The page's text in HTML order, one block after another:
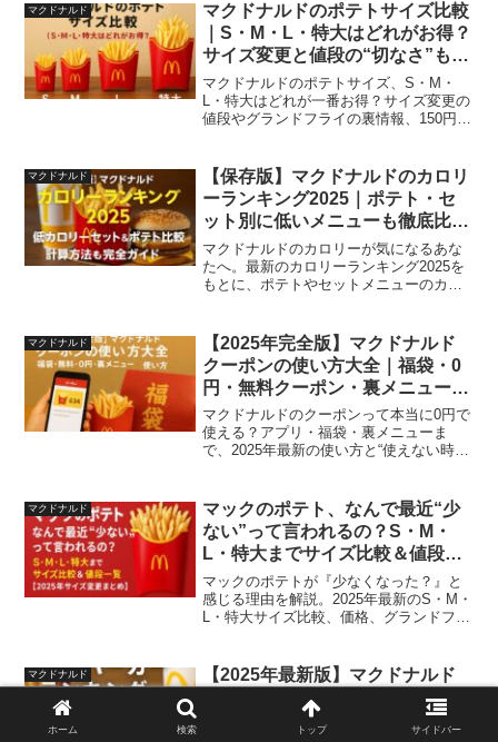
マクドナルド
マクドナルドのポテトサイズ比較
｜S・M・L・特大はどれがお得？
サイズ変更と値段の“切なさ”も語
る
マクドナルドのポテトサイズ、S・M・
L・特大はどれが一番お得？サイズ変更の
値段やグランドフライの裏情報、150円キ
ったりのポテトサイズ、見つけません
か？
マクドナルド
【保存版】マクドナルドのカロリ
ーランキング2025｜ポテト・セ
ット別に低いメニューも徹底比較
＆カロリー計算付き
マクドナルドのカロリーが気になるあな
たへ。最新のカロリーランキング2025を
もとに、ポテトやセットメニューのカロ
数字ではなく、自分にやさしい“食べ方”を
見つけよう。
マクドナルド
【2025年完全版】マクドナルド
クーポンの使い方大全｜福袋・0
円・無料クーポン・裏メニューま
で徹底解説！使えない時の対処法
も紹介
マクドナルドのクーポンって本当に0円で
使える？アプリ・福袋・裏メニューま
で、2025年最新の使い方と“使えない時の
に、今すぐ知って得するマックの裏ワザ
大全をお届けします。
マクドナルド
マックのポテト、なんで最近“少
ない”って言われるの？S・M・
L・特大までサイズ比較＆値段一
覧【2025年サイズ変更まとめ】
マックのポテトが『少なくなった？』と
感じる理由を解説。2025年最新のS・M・
L・特大サイズ比較、価格、グランドフラ
感豊かに綴ります。
マクドナルド
【2025年最新版】マクドナルド
のハンバーガーランキングTOP10
｜値段・最安値・中身・セット情
ホーム 検索 トップ サイドバー